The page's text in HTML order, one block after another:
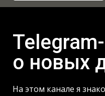
о новых
На этом канале я